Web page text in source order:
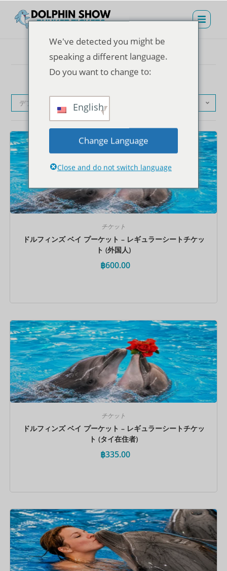
デフォルト表示
チケット
ドルフィンズ ベイ プーケット – レギュラーシートチケッ
ト (外国人)
฿600.00
今すぐ予約
チケット
ドルフィンズ ベイ プーケット – レギュラーシートチケッ
ト (タイ在住者)
฿335.00
今すぐ予約
We've detected you might be
speaking a different language.
Do you want to change to:
English
Change Language
Close and do not switch language